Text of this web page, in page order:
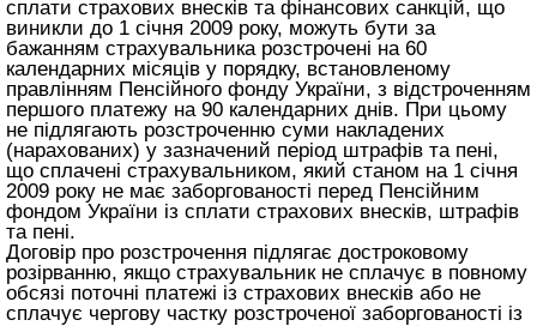
сплати страхових внесків та фінансових санкцій, що
виникли до 1 січня 2009 року, можуть бути за
бажанням страхувальника розстрочені на 60
календарних місяців у порядку, встановленому
правлінням Пенсійного фонду України, з відстроченням
першого платежу на 90 календарних днів. При цьому
не підлягають розстроченню суми накладених
(нарахованих) у зазначений період штрафів та пені,
що сплачені страхувальником, який станом на 1 січня
2009 року не має заборгованості перед Пенсійним
фондом України із сплати страхових внесків, штрафів
та пені.
Договір про розстрочення підлягає достроковому
розірванню, якщо страхувальник не сплачує в повному
обсязі поточні платежі із страхових внесків або не
сплачує чергову частку розстроченої заборгованості із